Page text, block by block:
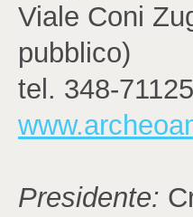
Viale Coni
pubblico)
tel. 348-
Presidente: